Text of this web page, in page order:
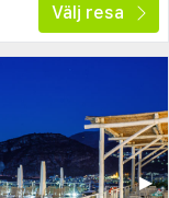
Välj resa
▶︎